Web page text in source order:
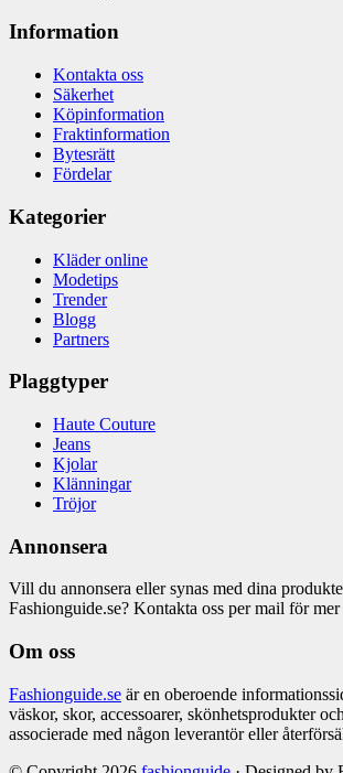
Information
Kontakta oss
Säkerhet
Köpinformation
Fraktinformation
Bytesrätt
Fördelar
Kategorier
Kläder online
Modetips
Trender
Blogg
Partners
Plaggtyper
Haute Couture
Jeans
Kjolar
Klänningar
Tröjor
Annonsera
Vill du annonsera eller synas med dina
Fashionguide.se? Kontakta oss per mail för
Om oss
Fashionguide.se är en oberoende
väskor, skor, accessoarer, skönhetsprodukter
associerade med någon leverantör eller